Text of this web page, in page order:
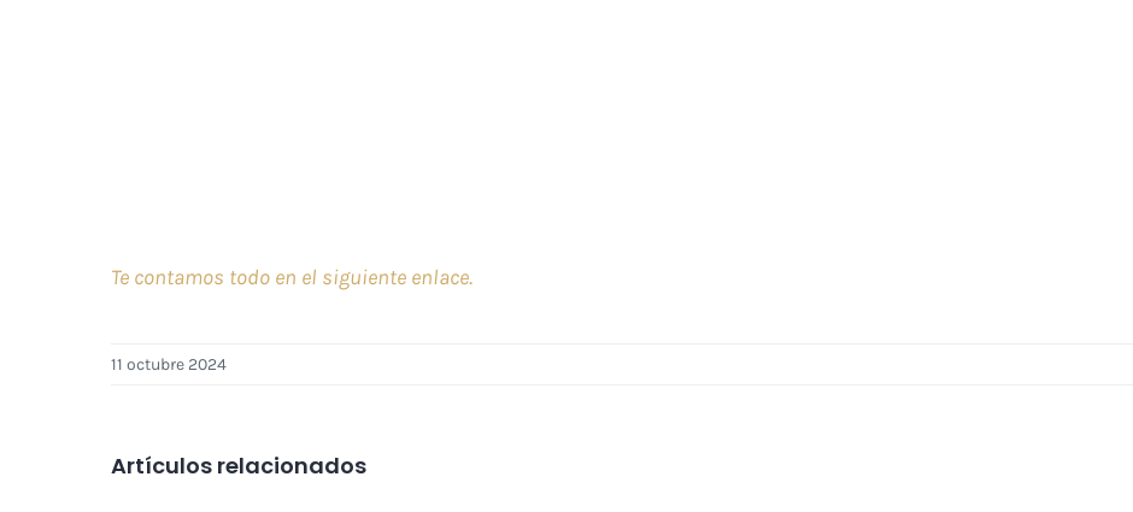
Te contamos todo en el siguiente enlace.
11 octubre 2024
Artículos relacionados